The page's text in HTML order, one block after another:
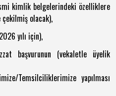
kimlik belgelerindeki özelliklere
olacak),
yılı için),
başvurunun (vekaletle üyelik
Temsilciliklerimize yapılması